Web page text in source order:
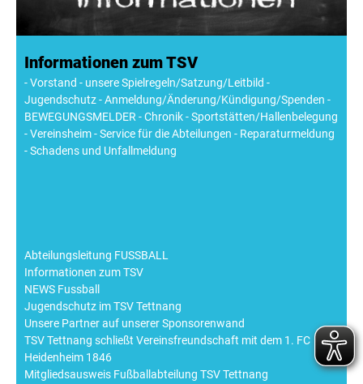
Informationen zum TSV
- Vorstand - unsere Spielregeln/Satzung/Leitbild -
Jugendschutz - Anmeldung/Änderung/Kündigung/Spenden -
BEWEGUNGSMELDER - Chronik - Sportstätten/Hallenbelegung
- Vereinsheim - Service für die Abteilungen - Reparaturmeldung
- Schadens und Unfallmeldung
Abteilungsleitung FUSSBALL
Informationen zum TSV
NEWS Fussball
Jugendschutz im TSV Tettnang
Unsere Partner auf unserer Sponsorenwand
TSV Tettnang schließt Vereinsfreundschaft mit dem 1. FC
Heidenheim 1846
Mitgliedsausweis Fußballabteilung TSV Tettnang